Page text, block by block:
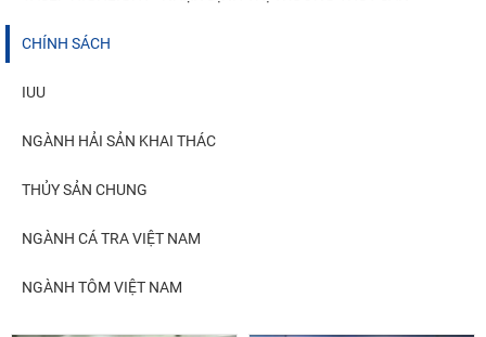
CHÍNH SÁCH
IUU
NGÀNH HẢI SẢN KHAI THÁC
THỦY SẢN CHUNG
NGÀNH CÁ TRA VIỆT NAM
NGÀNH TÔM VIỆT NAM